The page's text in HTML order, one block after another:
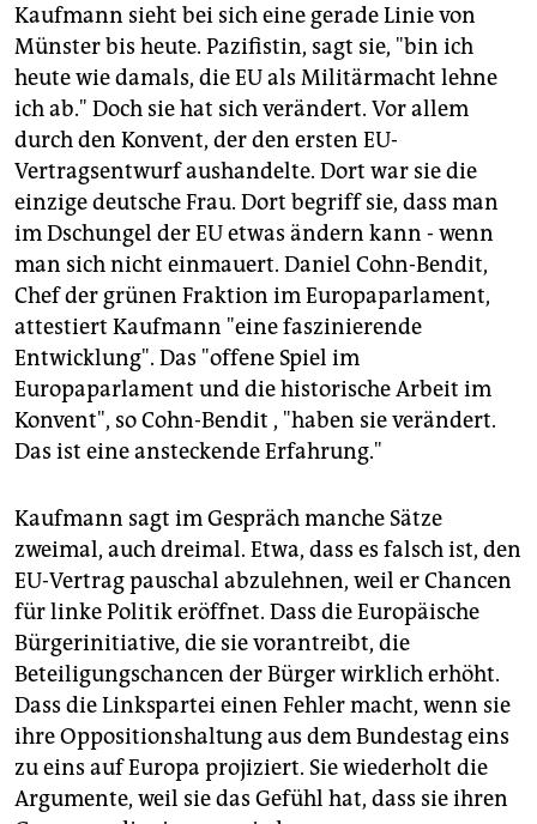
Kaufmann sieht bei sich eine gerade Linie von
Münster bis heute. Pazifistin, sagt sie, "bin ich
heute wie damals, die EU als Militärmacht lehne
ich ab." Doch sie hat sich verändert. Vor allem
durch den Konvent, der den ersten EU-
Vertragsentwurf aushandelte. Dort war sie die
einzige deutsche Frau. Dort begriff sie, dass man
im Dschungel der EU etwas ändern kann - wenn
man sich nicht einmauert. Daniel Cohn-Bendit,
Chef der grünen Fraktion im Europaparlament,
attestiert Kaufmann "eine faszinierende
Entwicklung". Das "offene Spiel im
Europaparlament und die historische Arbeit im
Konvent", so Cohn-Bendit , "haben sie verändert.
Das ist eine ansteckende Erfahrung."
Kaufmann sagt im Gespräch manche Sätze
zweimal, auch dreimal. Etwa, dass es falsch ist, den
EU-Vertrag pauschal abzulehnen, weil er Chancen
für linke Politik eröffnet. Dass die Europäische
Bürgerinitiative, die sie vorantreibt, die
Beteiligungschancen der Bürger wirklich erhöht.
Dass die Linkspartei einen Fehler macht, wenn sie
ihre Oppositionshaltung aus dem Bundestag eins
zu eins auf Europa projiziert. Sie wiederholt die
Argumente, weil sie das Gefühl hat, dass sie ihren